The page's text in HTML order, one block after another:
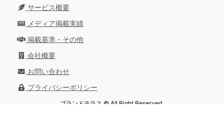
サービス概要
メディア掲載実績
掲載基準・その他
会社概要
お問い合わせ
プライバシーポリシー
ブランドテラス © All Right Reserved.